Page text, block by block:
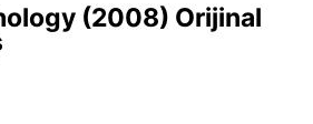
(2008) Orijinal